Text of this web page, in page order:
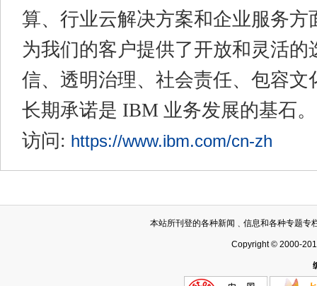
算、行业云解决方案和企业服务方
为我们的客户提供了开放和灵活的
信、透明治理、社会责任、包容文
长期承诺是 IBM 业务发展的基石
访问: https://www.ibm.com/cn-zh
本站所刊登的各种新闻﹑信息和各种专题专
Copyright © 2000-